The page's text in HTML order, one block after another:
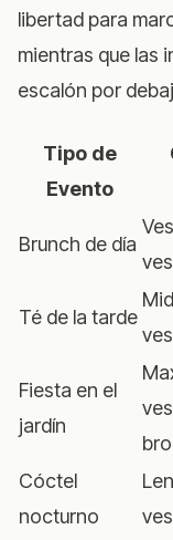
libertad para
mientras que las
escalón por
Tipo de
Evento
Brunch de día
Té de la tarde
Fiesta en el
jardín
Cóctel
nocturno